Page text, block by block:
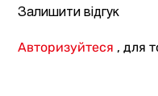
«М`ясторія».
Залишити відгук
Авторизуйтеся , для